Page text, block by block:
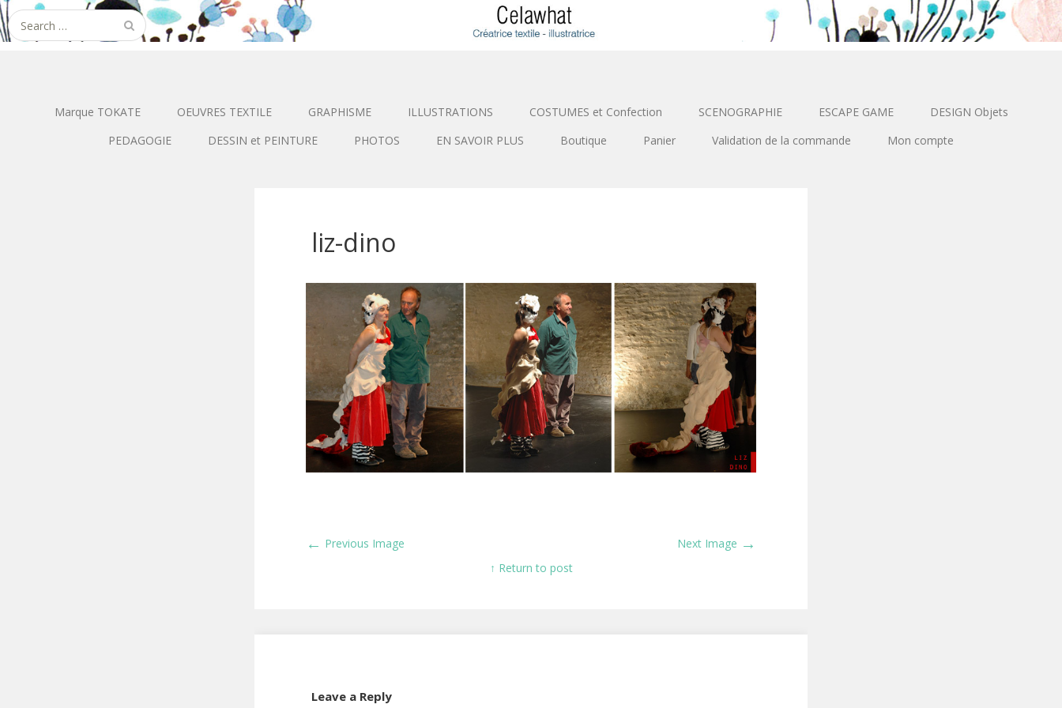
Search
for:
Marque TOKATE OEUVRES TEXTILE GRAPHISME ILLUSTRATIONS COSTUMES et Confection SCENOGRAPHIE ESCAPE GAME
DESIGN Objets
PEDAGOGIE
DESSIN et PEINTURE PHOTOS EN SAVOIR PLUS Boutique Panier Validation de la commande Mon compte
liz-dino
← Previous Image Next Image →
↑ Return to post
Leave a Reply